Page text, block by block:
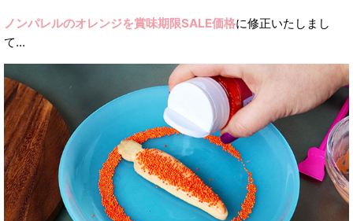
ノンパレルのオレンジを賞味期限SALE価格に修正いたしまし
て...